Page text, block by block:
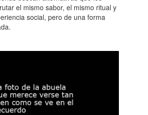
el mismo sabor, el mismo ritual y
social, pero de una forma